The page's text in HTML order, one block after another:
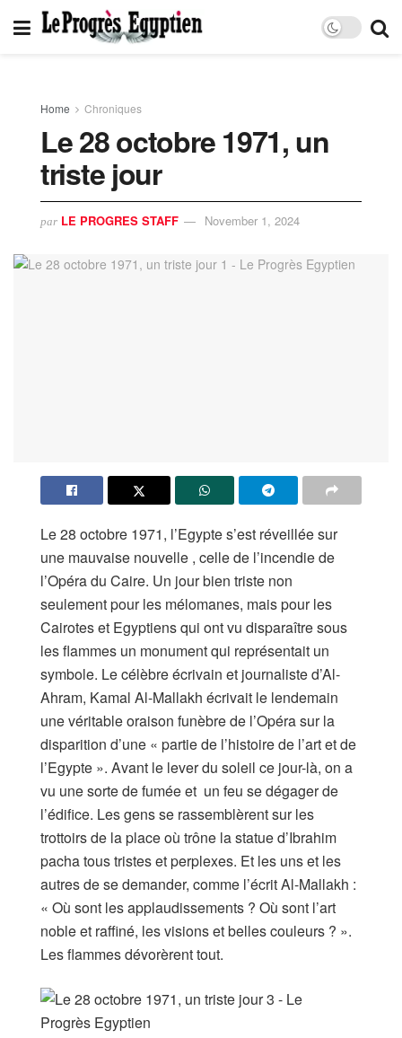
Home Chroniques
Le 28 octobre 1971, un
triste jour
par LE PROGRES STAFF November 1, 2024
Le 28 octobre 1971, l’Egypte s’est réveillée sur
une mauvaise nouvelle , celle de l’incendie de
l’Opéra du Caire. Un jour bien triste non
seulement pour les mélomanes, mais pour les
Cairotes et Egyptiens qui ont vu disparaître sous
les flammes un monument qui représentait un
symbole. Le célèbre écrivain et journaliste d’Al-
Ahram, Kamal Al-Mallakh écrivait le lendemain
une véritable oraison funèbre de l’Opéra sur la
disparition d’une « partie de l’histoire de l’art et de
l’Egypte ». Avant le lever du soleil ce jour-là, on a
vu une sorte de fumée et un feu se dégager de
l’édifice. Les gens se rassemblèrent sur les
trottoirs de la place où trône la statue d’Ibrahim
pacha tous tristes et perplexes. Et les uns et les
autres de se demander, comme l’écrit Al-Mallakh :
« Où sont les applaudissements ? Où sont l’art
noble et raffiné, les visions et belles couleurs ? ».
Les flammes dévorèrent tout.